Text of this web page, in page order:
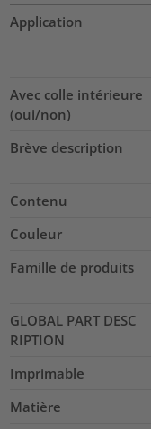
Application
Avec colle intérieure
(oui/non)
Brève description
Contenu
Couleur
Famille de produits
GLOBAL PART DESC
RIPTION
Imprimable
Matière